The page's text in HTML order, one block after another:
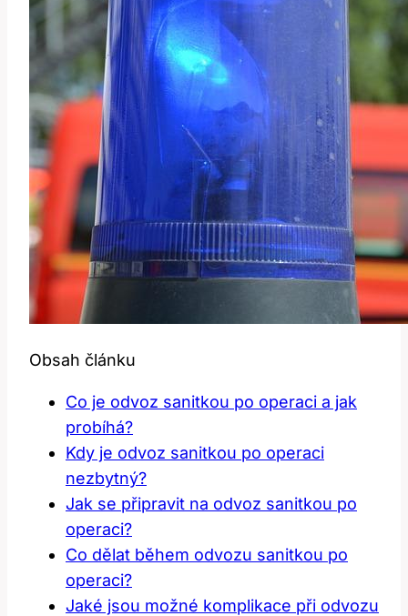
Obsah článku
Co je odvoz sanitkou po operaci a jak
probíhá?
Kdy je odvoz sanitkou po operaci
nezbytný?
Jak se připravit na odvoz sanitkou po
operaci?
Co dělat během odvozu sanitkou po
operaci?
Jaké jsou možné komplikace při odvozu